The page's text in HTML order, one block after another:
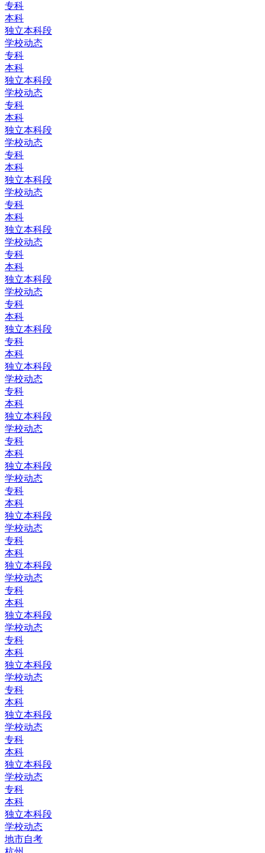
专科
本科
独立本科段
学校动态
专科
本科
独立本科段
学校动态
专科
本科
独立本科段
学校动态
专科
本科
独立本科段
学校动态
专科
本科
独立本科段
学校动态
专科
本科
独立本科段
学校动态
专科
本科
独立本科段
专科
本科
独立本科段
学校动态
专科
本科
独立本科段
学校动态
专科
本科
独立本科段
学校动态
专科
本科
独立本科段
学校动态
专科
本科
独立本科段
学校动态
专科
本科
独立本科段
学校动态
专科
本科
独立本科段
学校动态
专科
本科
独立本科段
学校动态
专科
本科
独立本科段
学校动态
专科
本科
独立本科段
学校动态
地市自考